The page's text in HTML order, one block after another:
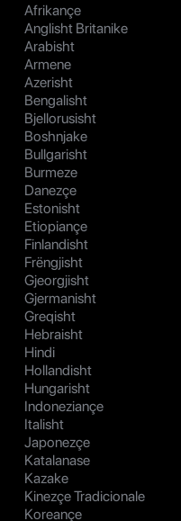
Afrikançe
Anglisht Britanike
Arabisht
Armene
Azerisht
Bengalisht
Bjellorusisht
Boshnjake
Bullgarisht
Burmeze
Danezçe
Estonisht
Etiopiançe
Finlandisht
Frëngjisht
Gjeorgjisht
Gjermanisht
Greqisht
Hebraisht
Hindi
Hollandisht
Hungarisht
Indoneziançe
Italisht
Japonezçe
Katalanase
Kazake
Kinezçe Tradicionale
Koreançe